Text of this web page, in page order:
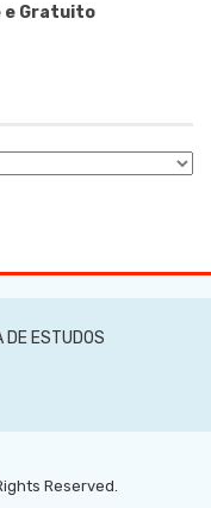
e Gratuito
DE ESTUDOS
Reserved.